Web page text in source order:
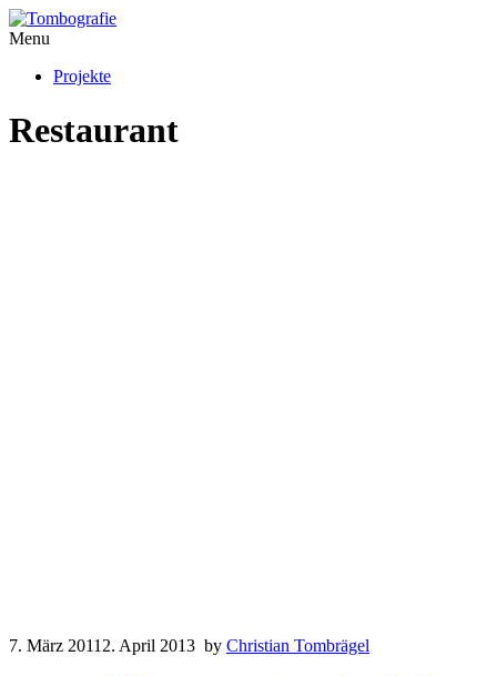
Menu
Projekte
Restaurant
7. März 2011 2. April 2013 by Christian Tombrägel